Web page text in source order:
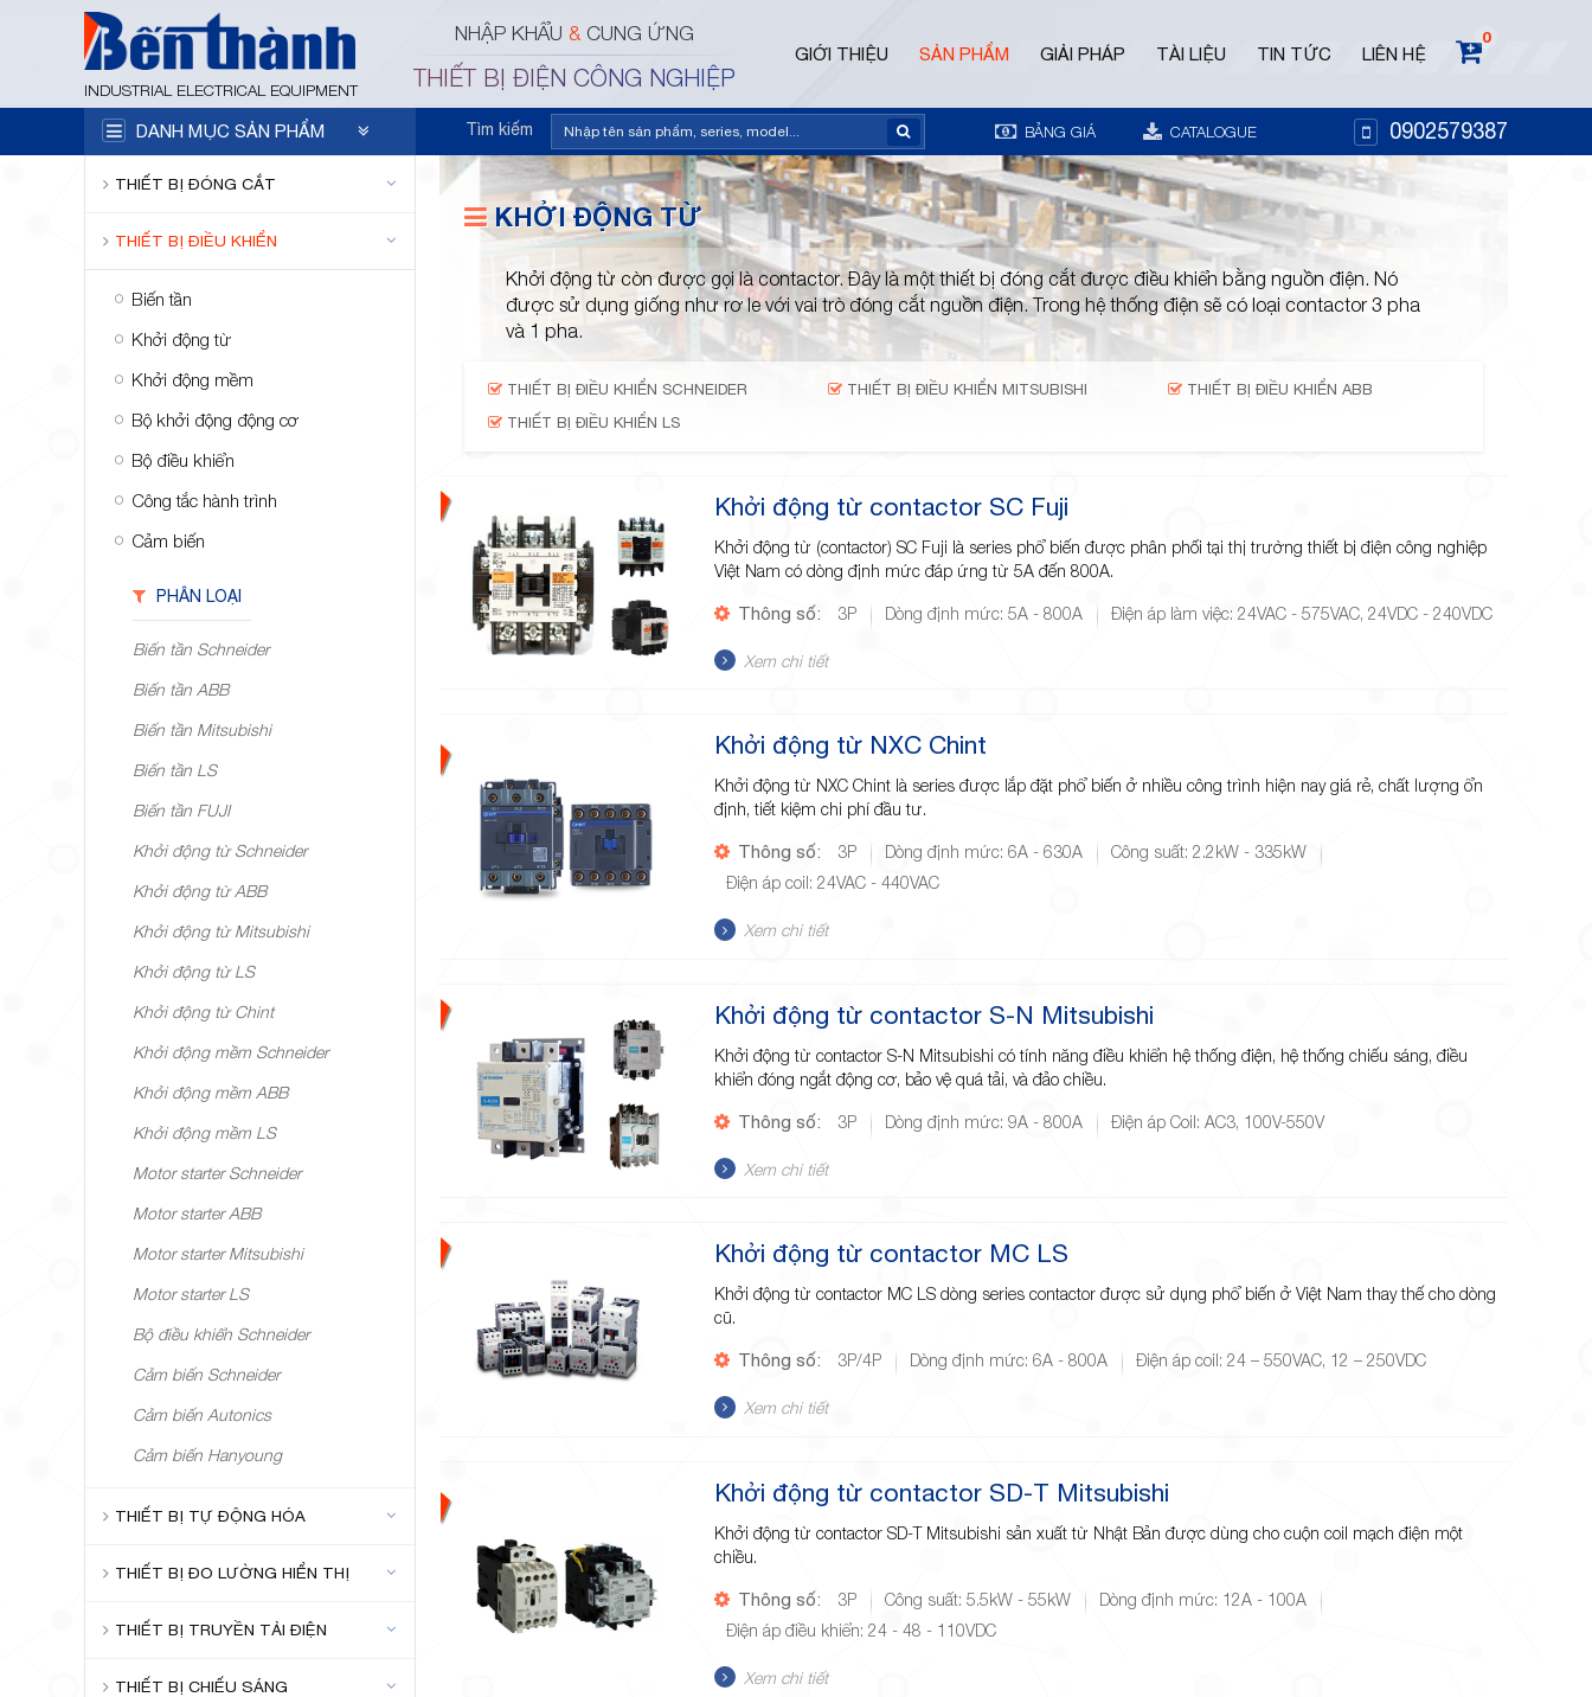
INDUSTRIAL ELECTRICAL EQUIPMENT
NHẬP KHẨU &CUNG ỨNG
THIẾT BỊ ĐIỆN CÔNG NGHIỆP
GIỚI THIỆU SẢN PHẨM GIẢI PHÁP TÀI LIỆU TIN TỨC LIÊN HỆ
0
DANH MỤC SẢN PHẨM Tìm kiếm BẢNG GIÁ CATALOGUE 0902579387
THIẾT BỊ ĐÓNG CẮT
THIẾT BỊ ĐIỀU KHIỂN
Biến tần
Khởi động từ
Khởi động mềm
Bộ khởi động động cơ
Bộ điều khiển
Công tắc hành trình
Cảm biến
PHÂN LOẠI
Biến tần Schneider
Biến tần ABB
Biến tần Mitsubishi
Biến tần LS
Biến tần FUJI
Khởi động từ Schneider
Khởi động từ ABB
Khởi động từ Mitsubishi
Khởi động từ LS
Khởi động từ Chint
Khởi động mềm Schneider
Khởi động mềm ABB
Khởi động mềm LS
Motor starter Schneider
Motor starter ABB
Motor starter Mitsubishi
Motor starter LS
Bộ điều khiển Schneider
Cảm biến Schneider
Cảm biến Autonics
Cảm biến Hanyoung
THIẾT BỊ TỰ ĐỘNG HÓA
THIẾT BỊ ĐO LƯỜNG HIỂN THỊ
THIẾT BỊ TRUYỀN TẢI ĐIỆN
THIẾT BỊ CHIẾU SÁNG
KHỞI ĐỘNG TỪ
Khởi động từ còn được gọi là contactor. Đây là một thiết bị đóng cắt được điều khiển bằng nguồn điện. Nó
được sử dụng giống như rơ le với vai trò đóng cắt nguồn điện. Trong hệ thống điện sẽ có loại contactor 3 pha
và 1 pha.
THIẾT BỊ ĐIỀU KHIỂN SCHNEIDER THIẾT BỊ ĐIỀU KHIỂN MITSUBISHI
THIẾT BỊ ĐIỀU KHIỂN ABB
THIẾT BỊ ĐIỀU KHIỂN LS
Khởi động từ contactor SC Fuji
Khởi động từ (contactor) SC Fuji là series phổ biến được phân phối tại thị trường thiết bị điện công nghiệp
Việt Nam có dòng định mức đáp ứng từ 5A đến 800A.
Thông số: 3P Dòng định mức: 5A - 800A Điện áp làm việc: 24VAC - 575VAC, 24VDC - 240VDC
Xem chi tiết
Khởi động từ NXC Chint
Khởi động từ NXC Chint là series được lắp đặt phổ biến ở nhiều công trình hiện nay giá rẻ, chất lượng ổn
định, tiết kiệm chi phí đầu tư.
Thông số: 3P Dòng định mức: 6A - 630A
Công suất: 2.2kW - 335kW
Điện áp coil: 24VAC - 440VAC
Xem chi tiết
Khởi động từ contactor S-N Mitsubishi
Khởi động từ contactor S-N Mitsubishi có tính năng điều khiển hệ thống điện, hệ thống chiếu sáng, điều
khiển đóng ngắt động cơ, bảo vệ quá tải, và đảo chiều.
Thông số: 3P Dòng định mức: 9A - 800A Điện áp Coil: AC3, 100V-550V
Xem chi tiết
Khởi động từ contactor MC LS
Khởi động từ contactor MC LS dòng series contactor được sử dụng phổ biến ở Việt Nam thay thế cho dòng
cũ.
Thông số: 3P/4P Dòng định mức: 6A - 800A Điện áp coil: 24 – 550VAC, 12 – 250VDC
Xem chi tiết
Khởi động từ contactor SD-T Mitsubishi
Khởi động từ contactor SD-T Mitsubishi sản xuất từ Nhật Bản được dùng cho cuộn coil mạch điện một
chiều.
Thông số: 3P Công suất: 5.5kW - 55kW
Dòng định mức: 12A - 100A
Điện áp điều khiển: 24 - 48 - 110VDC
Xem chi tiết